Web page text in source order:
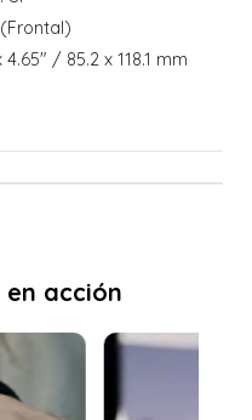
4.65" / 85.2 x 118.1 mm